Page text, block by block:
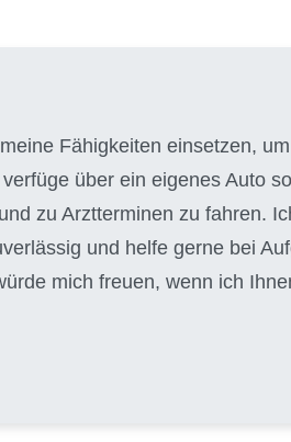
Fähigkeiten einsetzen,
über ein eigenes Auto
zu Arztterminen zu fahren.
und helfe gerne bei
mich freuen, wenn ich